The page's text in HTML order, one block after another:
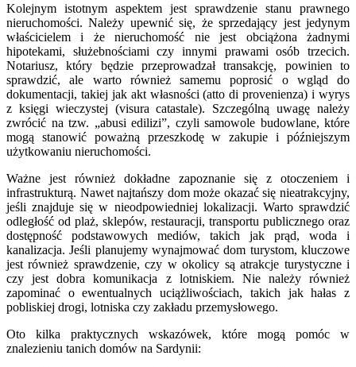
Kolejnym istotnym aspektem jest sprawdzenie stanu prawnego
nieruchomości. Należy upewnić się, że sprzedający jest jedynym
właścicielem i że nieruchomość nie jest obciążona żadnymi
hipotekami, służebnościami czy innymi prawami osób trzecich.
Notariusz, który będzie przeprowadzał transakcję, powinien to
sprawdzić, ale warto również samemu poprosić o wgląd do
dokumentacji, takiej jak akt własności (atto di provenienza) i wyrys
z księgi wieczystej (visura catastale). Szczególną uwagę należy
zwrócić na tzw. „abusi edilizi”, czyli samowole budowlane, które
mogą stanowić poważną przeszkodę w zakupie i późniejszym
użytkowaniu nieruchomości.
Ważne jest również dokładne zapoznanie się z otoczeniem i
infrastrukturą. Nawet najtańszy dom może okazać się nieatrakcyjny,
jeśli znajduje się w nieodpowiedniej lokalizacji. Warto sprawdzić
odległość od plaż, sklepów, restauracji, transportu publicznego oraz
dostępność podstawowych mediów, takich jak prąd, woda i
kanalizacja. Jeśli planujemy wynajmować dom turystom, kluczowe
jest również sprawdzenie, czy w okolicy są atrakcje turystyczne i
czy jest dobra komunikacja z lotniskiem. Nie należy również
zapominać o ewentualnych uciążliwościach, takich jak hałas z
pobliskiej drogi, lotniska czy zakładu przemysłowego.
Oto kilka praktycznych wskazówek, które mogą pomóc w
znalezieniu tanich domów na Sardynii: